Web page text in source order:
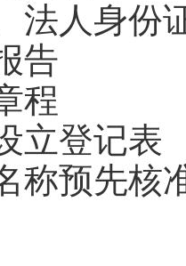
法人身份
告
程
立登记表
称预先核